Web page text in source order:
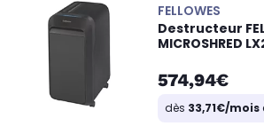
FELLOWES
Destructeur
MICROSHRED
574,94€
dès 33,71€/mois